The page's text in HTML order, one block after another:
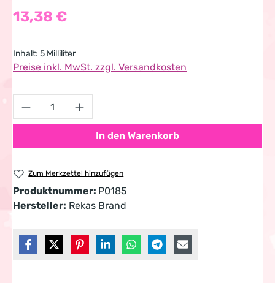
Regulärer Preis:
13,38 €
Inhalt: 5 Milliliter
Preise inkl. MwSt. zzgl. Versandkosten
Produkt Anzahl: Gib den gewünschten
In den Warenkorb
Zum Merkzettel hinzufügen
Produktnummer: P0185
Hersteller: Rekas Brand